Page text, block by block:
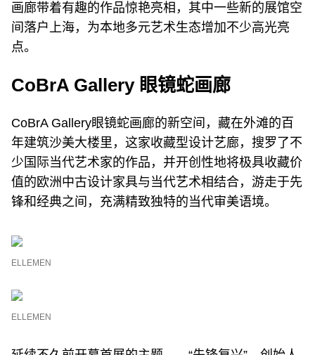
画廊带着有趣的作品惊艳亮相，其中一些新的展馆空
间落户上海，为本地多元艺术生态增加不少高光亮
点。
CoBrA Gallery 眼镜蛇画廊
CoBrA Gallery眼镜蛇画廊的新空间，藏在外滩的百
年建筑沙美大楼里，这家收藏型设计艺廊，搜罗了不
少国际当代艺术家的作品，并开创性地将极具收藏价
值的欧洲中古设计家具与当代艺术相结合，游走于先
锋和经典之间，充满精致独特的当代审美语境。
ELLEMEN
ELLEMEN